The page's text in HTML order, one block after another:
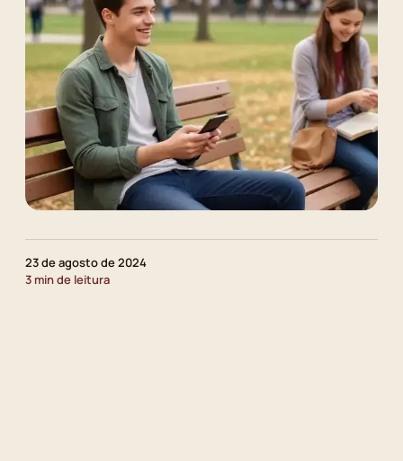
23 de agosto de 2024
3 min de leitura